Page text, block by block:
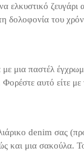
ελκυστικό ζευγάρι
δολοφονία του
με μια παστέλ
αυτό είτε με
denim σας
και μια σακούλα.